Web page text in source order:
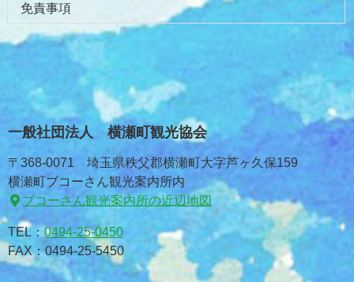
免責事項
一般社団法人 横瀬町観光協会
〒368-0071 埼玉県秩父郡横瀬町大字芦ヶ久保159
横瀬町ブコーさん観光案内所内
ブコーさん観光案内所の近辺地図
TEL： 0494-25-0450
FAX：0494-25-5450